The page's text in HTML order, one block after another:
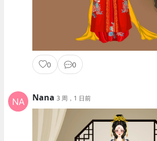
0 0
Nana 3 周，1 日前